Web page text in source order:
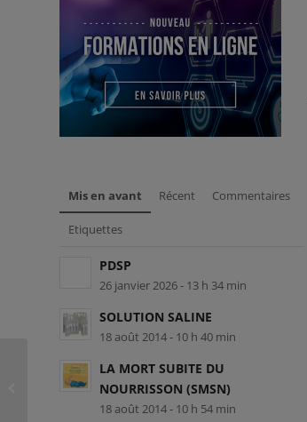
Mis en avant Récent Commentaires
Etiquettes
PDSP
26 janvier 2026 - 13 h 34 min
SOLUTION SALINE
18 août 2014 - 10 h 40 min
LA MORT SUBITE DU
NOURRISSON (SMSN)
18 août 2014 - 10 h 54 min
SMG-L-99902 – Melanie Labbé